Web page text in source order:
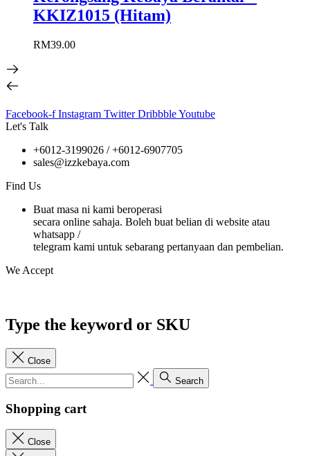
KKIZ1015 (Hitam)
RM39.00
Facebook-f Instagram Twitter DribbbleYoutube
Let's Talk
+6012-3199026 / +6012-6907705
sales@izzkebaya.com
Find Us
Buat masa ni kami beroperasi
secara online sahaja. Boleh buat belian di website atau
whatsapp /
telegram kami untuk sebarang pertanyaan dan pembelian.
We Accept
Type the keyword or SKU
Close
Search
Shopping cart
Close